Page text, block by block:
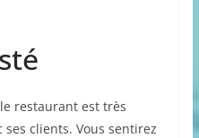
restaurant est très
clients. Vous sentirez